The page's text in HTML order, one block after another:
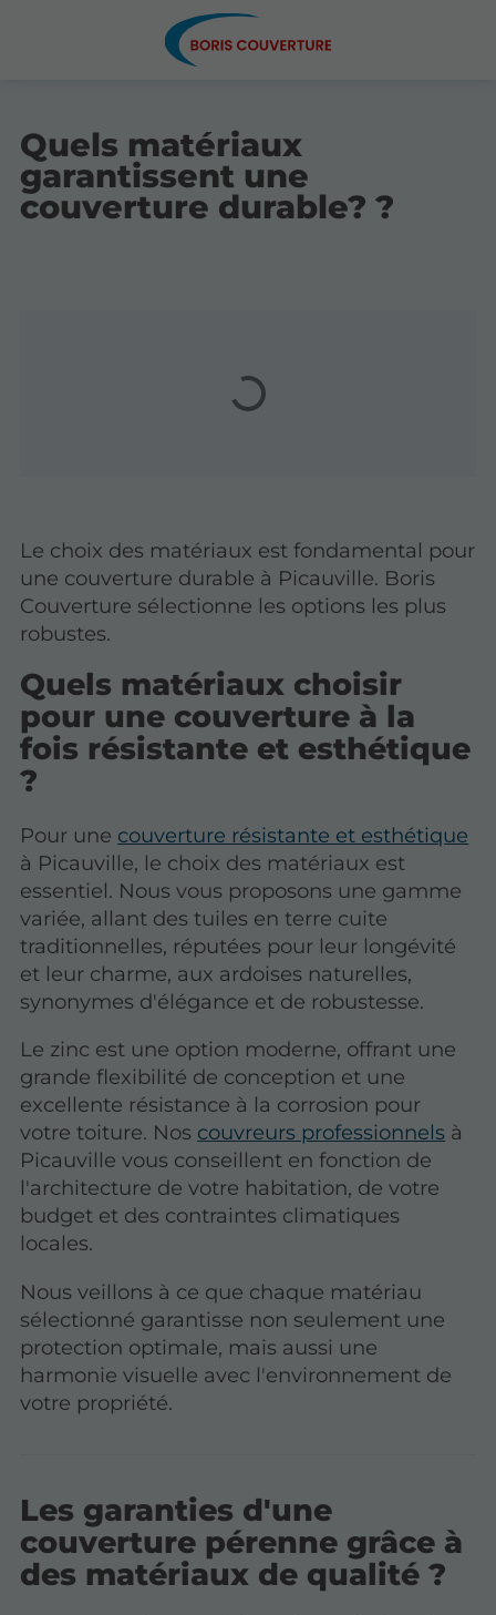
Quels matériaux
garantissent une
couverture durable? ?
Le choix des matériaux est fondamental pour
une couverture durable à Picauville. Boris
Couverture sélectionne les options les plus
robustes.
Quels matériaux choisir
pour une couverture à la
fois résistante et esthétique
?
Pour une couverture résistante et esthétique
à Picauville, le choix des matériaux est
essentiel. Nous vous proposons une gamme
variée, allant des tuiles en terre cuite
traditionnelles, réputées pour leur longévité
et leur charme, aux ardoises naturelles,
synonymes d'élégance et de robustesse.
Le zinc est une option moderne, offrant une
grande flexibilité de conception et une
excellente résistance à la corrosion pour
votre toiture. Nos couvreurs professionnels à
Picauville vous conseillent en fonction de
l'architecture de votre habitation, de votre
budget et des contraintes climatiques
locales.
Nous veillons à ce que chaque matériau
sélectionné garantisse non seulement une
protection optimale, mais aussi une
harmonie visuelle avec l'environnement de
votre propriété.
Les garanties d'une
couverture pérenne grâce à
des matériaux de qualité ?